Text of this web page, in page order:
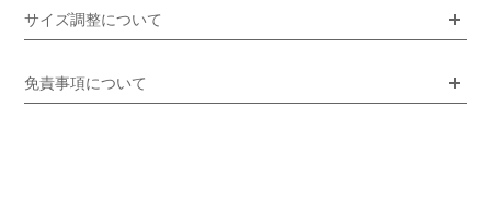
サイズ調整について
免責事項について